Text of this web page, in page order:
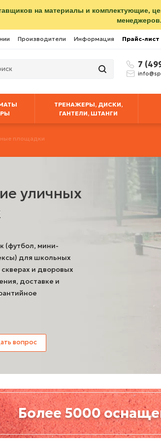
на материалы и комплектующие,
менеджеров.
Производители Информация Прайс-лист
7
ТРЕНАЖЕРЫ, ДИСКИ,
ГАНТЕЛИ, ШТАНГИ
площадки
уличных
(футбол, мини-
для школьных
и дворовых
доставке и
вопрос
Более 5000